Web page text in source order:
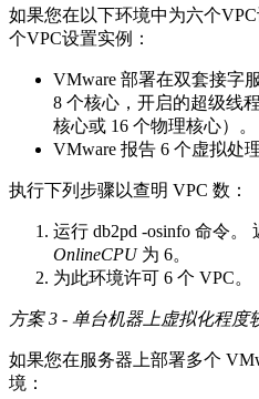
如果您在以下环境中为六个
个VPC设置实例：
VMware 部署在双套接字
8 个核心，开启的超级线
核心或 16 个物理核心）。
VMware 报告 6 个虚拟处理
执行下列步骤以查明 VPC 数：
运行 db2pd -osinfo 命令。
OnlineCPU为 6。
为此环境许可 6 个 VPC。
方案 3 - 单台机器上虚拟化程度
如果您在服务器上部署多个
境：